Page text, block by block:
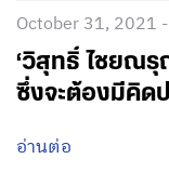
October 31, 2021
‘วิสุทธิ์ ไชยณรุ
ซึ่งจะต้องมีคิด
อ่านต่อ